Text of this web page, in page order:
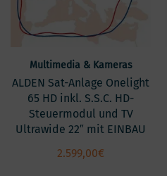
Multimedia & Kameras
ALDEN Sat-Anlage Onelight
65 HD inkl. S.S.C. HD-
Steuermodul und TV
Ultrawide 22″ mit EINBAU
2.599,00€